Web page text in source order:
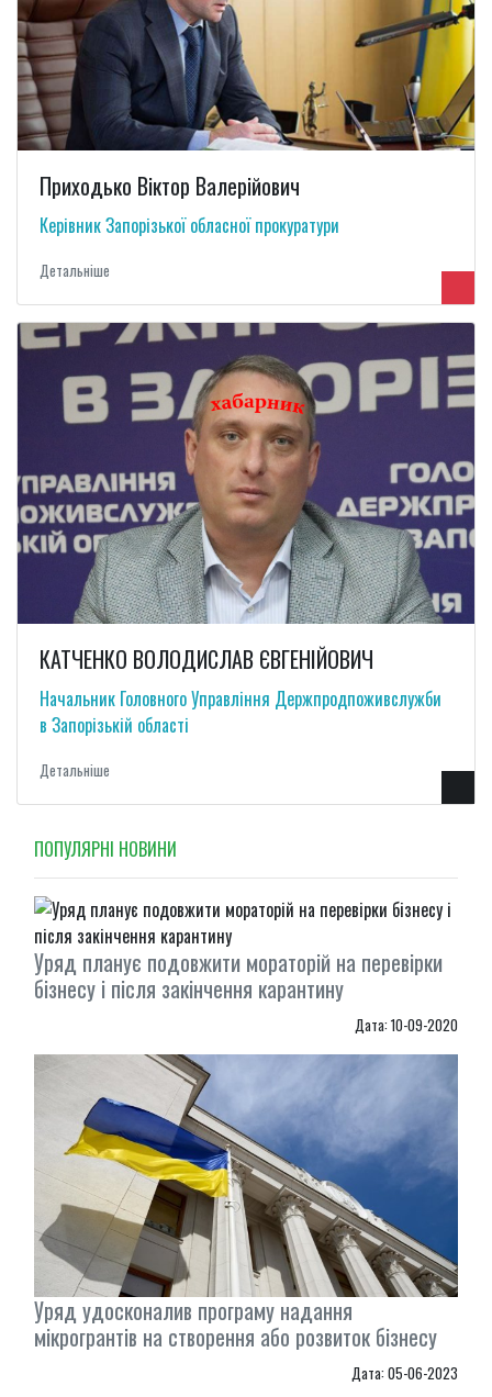
Приходько Віктор Валерійович
Керівник Запорізької обласної прокуратури
Детальнiше
КАТЧЕНКО ВОЛОДИСЛАВ ЄВГЕНІЙОВИЧ
Начальник Головного Управління Держпродпоживслужби
в Запорізькій області
Детальнiше
ПОПУЛЯРНI НОВИНИ
Уряд планує подовжити мораторій на перевірки
бізнесу і після закінчення карантину
Дата: 10-09-2020
Уряд удосконалив програму надання
мікрогрантів на створення або розвиток бізнесу
Дата: 05-06-2023